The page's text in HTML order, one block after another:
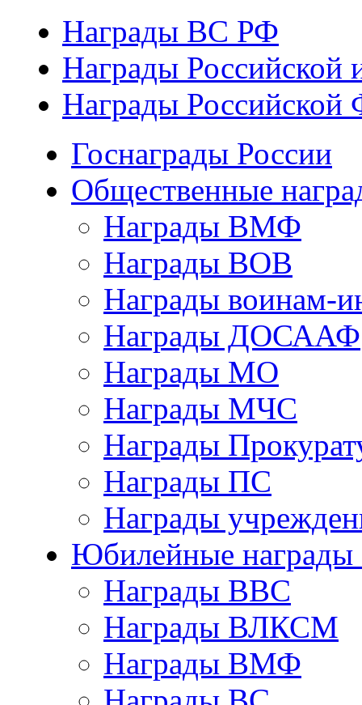
Награды ВС РФ
Награды Российской
Награды Российской
Госнаграды России
Общественные
Награды ВМФ
Награды ВОВ
Награды воинам-
Награды ДОСААФ
Награды МО
Награды МЧС
Награды
Награды ПС
Награды
Юбилейные награды
Награды ВВС
Награды ВЛКСМ
Награды ВМФ